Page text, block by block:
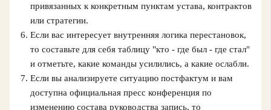
привязанных к конкретным пунктам устава, контрактов
или стратегии.
Если вас интересует внутренняя логика перестановок,
то составьте для себя таблицу "кто - где был - где стал"
и отметьте, какие команды усилились, а какие ослабли.
Если вы анализируете ситуацию постфактум и вам
доступна официальная пресс конференция по
изменению состава руководства запись, то